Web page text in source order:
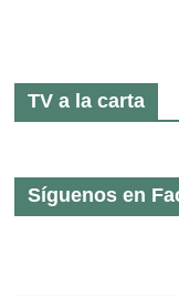
TV a la carta
Síguenos en